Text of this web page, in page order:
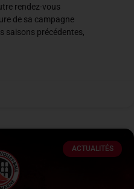
rendez-vous
de sa campagne
saisons précédentes,
ACTUALITÉS